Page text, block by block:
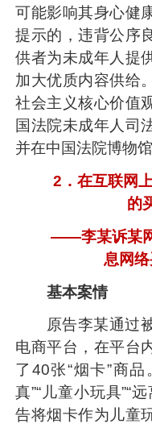
可能影响其身心健
提示的，违背公序
供者为未成年人提
加大优质内容供给
社会主义核心价值
国法院未成年人司
并在中国法院博物馆
2．在互联网
的
——李某诉某
息网
基本案情
原告李某通过
电商平台，在平台
了40张“烟卡”商品
真”“儿童小玩具”“
告将烟卡作为儿童